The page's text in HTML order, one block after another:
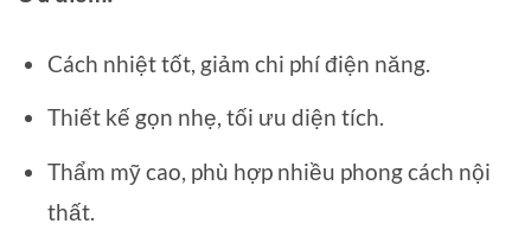
Cách nhiệt tốt, giảm chi phí điện năng.
Thiết kế gọn nhẹ, tối ưu diện tích.
Thẩm mỹ cao, phù hợp nhiều phong cách nội
thất.